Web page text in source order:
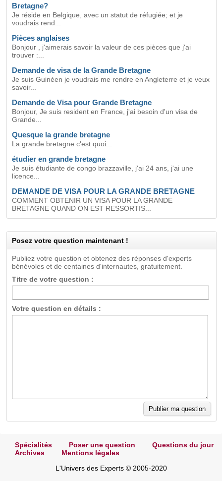
Bretagne?
Je réside en Belgique, avec un statut de réfugiée; et je
voudrais rend...
Pièces anglaises
Bonjour , j'aimerais savoir la valeur de ces pièces que j'ai
trouver :...
Demande de visa de la Grande Bretagne
Je suis Guinéen je voudrais me rendre en Angleterre et je veux
savoir...
Demande de Visa pour Grande Bretagne
Bonjour, Je suis resident en France, j'ai besoin d'un visa de
Grande...
Quesque la grande bretagne
La grande bretagne c'est quoi...
étudier en grande bretagne
Je suis étudiante de congo brazzaville, j'ai 24 ans, j'ai une
licence...
DEMANDE DE VISA POUR LA GRANDE BRETAGNE
COMMENT OBTENIR UN VISA POUR LA GRANDE
BRETAGNE QUAND ON EST RESSORTIS...
Posez votre question maintenant !
Publiez votre question et obtenez des réponses d'experts
bénévoles et de centaines d'internautes, gratuitement.
Titre de votre question :
Votre question en détails :
Spécialités Poser une question
Questions du jour
Archives
Mentions légales
L'Univers des Experts © 2005-2020